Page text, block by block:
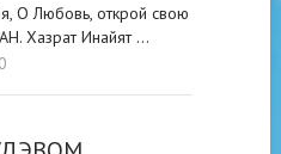
О Любовь, открой свою
Хазрат Инайят …